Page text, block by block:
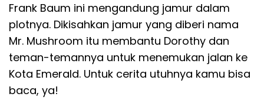
Frank Baum ini mengandung jamur dalam
plotnya. Dikisahkan jamur yang diberi nama
Mr. Mushroom itu membantu Dorothy dan
teman-temannya untuk menemukan jalan ke
Kota Emerald. Untuk cerita utuhnya kamu bisa
baca, ya!